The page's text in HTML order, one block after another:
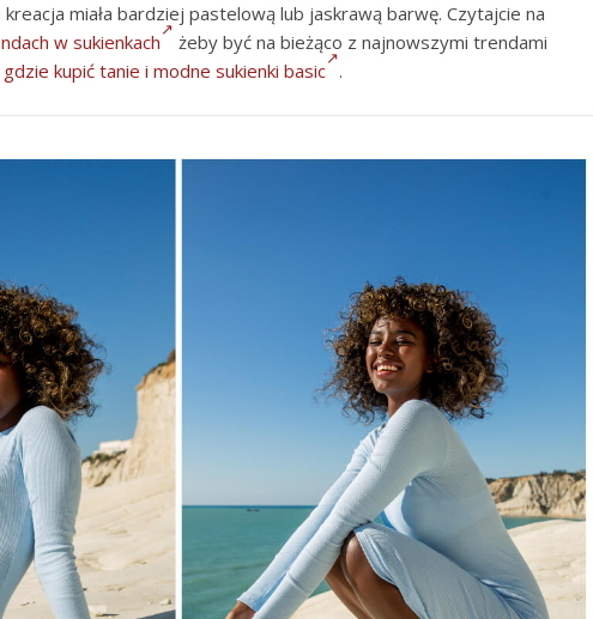
miała bardziej pastelową lub jaskrawą barwę. Czytajcie na
w sukienkach
żeby być na bieżąco z najnowszymi trendami
gdzie kupić tanie i modne sukienki basic .